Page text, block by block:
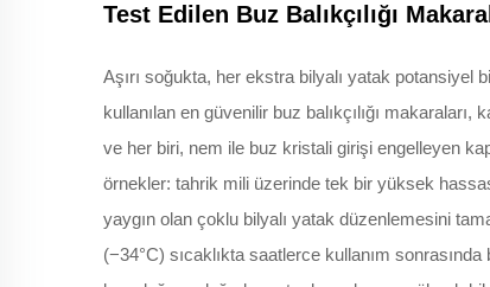
Test Edilen Buz Balıkçılığı
Aşırı soğukta, her ekstra bilyalı yatak potansiyel
kullanılan en güvenilir buz balıkçılığı
ve her biri, nem ile buz kristali girişi engelleyen
örnekler: tahrik mili üzerinde tek bir yüksek
yaygın olan çoklu bilyalı yatak düzenlemesini
(−34°C) sıcaklıkta saatlerce kullanım